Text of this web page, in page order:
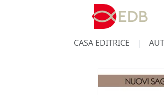
CASA EDITRICE